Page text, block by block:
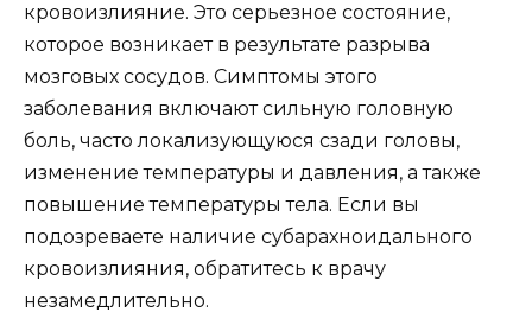
кровоизлияние. Это серьезное состояние,
которое возникает в результате разрыва
мозговых сосудов. Симптомы этого
заболевания включают сильную головную
боль, часто локализующуюся сзади головы,
изменение температуры и давления, а также
повышение температуры тела. Если вы
подозреваете наличие субарахноидального
кровоизлияния, обратитесь к врачу
незамедлительно.